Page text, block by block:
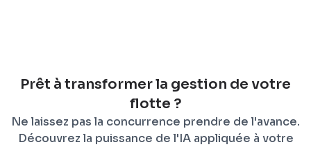
Prêt à transformer la gestion de votre
flotte ?
Ne laissez pas la concurrence prendre de l'avance.
Découvrez la puissance de l'IA appliquée à votre